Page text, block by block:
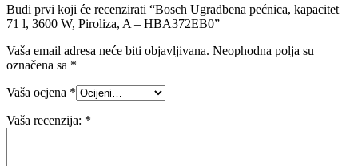
Budi prvi koji će recenzirati “Bosch Ugradbena pećnica, kapacitet
71 l, 3600 W, Piroliza, A – HBA372EB0”
Vaša email adresa neće biti objavljivana. Neophodna polja su
označena sa *
Vaša ocjena *
Vaša recenzija: *